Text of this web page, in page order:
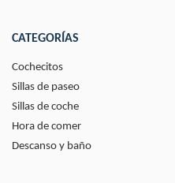
CATEGORÍAS
Cochecitos
Sillas de paseo
Sillas de coche
Hora de comer
Descanso y baño